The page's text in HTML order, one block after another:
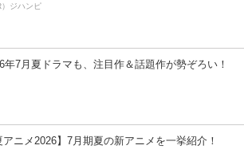
）ジハンピ
年7月夏ドラマも、注目作＆話題作が勢ぞろい！
アニメ2026】7月期夏の新アニメを一挙紹介！